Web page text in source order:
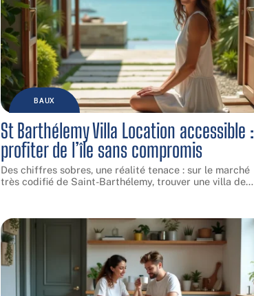
BAUX
St Barthélemy Villa Location accessible :
profiter de l’île sans compromis
Des chiffres sobres, une réalité tenace : sur le marché
très codifié de Saint-Barthélemy, trouver une villa de…